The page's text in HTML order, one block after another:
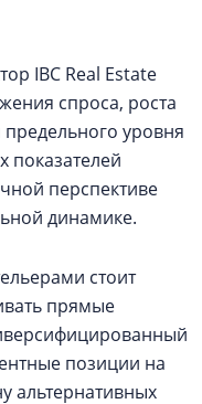
IBC Real Estate
спроса, роста
уровня
показателей
перспективе
динамике.
стоит
прямые
позиции на
альтернативных